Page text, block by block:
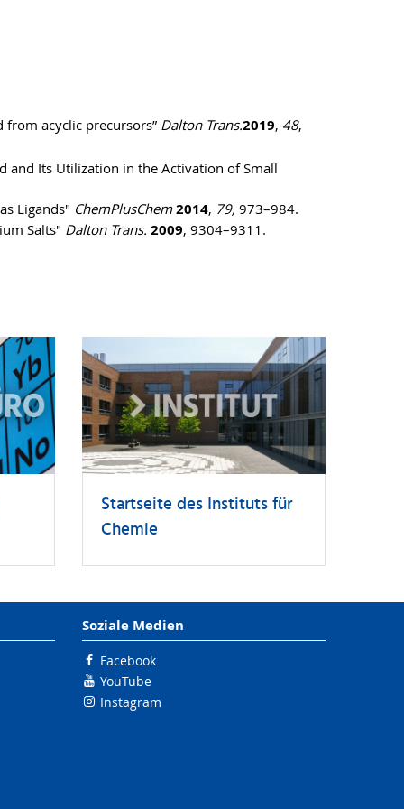
from acyclic precursors” Dalton Trans.2019, 48,
and Its Utilization in the Activation of Small
Ligands" ChemPlusChem2014, 79, 973–984.
Salts" Dalton Trans. 2009, 9304–9311.
Startseite des Instituts für
Chemie
Soziale Medien
Facebook
YouTube
Instagram